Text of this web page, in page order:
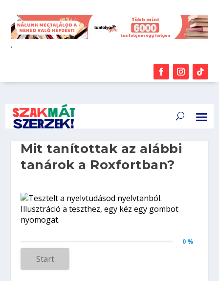
.
Mit tanítottak az alábbi
tanárok a Roxfortban?
0 %
Start